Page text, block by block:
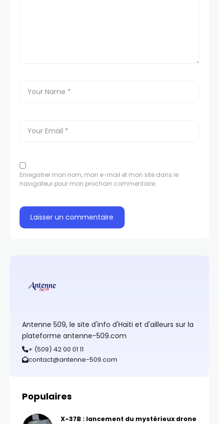
Enregistrer mon nom, mon e-mail et mon site dans le
navigateur pour mon prochain commentaire.
Antenne 509, le site d'info d'Haïti et d'ailleurs sur la
plateforme antenne-509.com
+ (509) 42 00 01 11
contact@antenne-509.com
Populaires
X-37B : lancement du mystérieux drone